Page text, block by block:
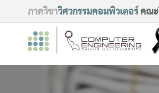
ภาควิชาวิศวกรรมคอมพิวเตอร์ คณะ